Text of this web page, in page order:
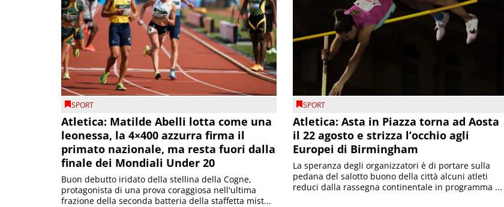
SPORT
Atletica: Matilde Abelli lotta come una
leonessa, la 4×400 azzurra firma il
primato nazionale, ma resta fuori dalla
finale dei Mondiali Under 20
Buon debutto iridato della stellina della Cogne,
protagonista di una prova coraggiosa nell'ultima
frazione della seconda batteria della staffetta mist...
SPORT
Atletica: Asta in Piazza torna ad Aosta
il 22 agosto e strizza l’occhio agli
Europei di Birmingham
La speranza degli organizzatori è di portare sulla
pedana del salotto buono della città alcuni atleti
reduci dalla rassegna continentale in programma ...